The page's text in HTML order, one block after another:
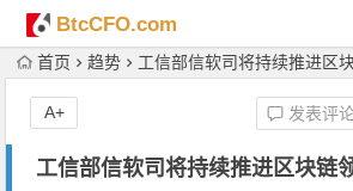
BtcCFO.com
首页 趋势 工信部信软司将持续推进区
工信部信软司将持续推进区块链
发表评
A+